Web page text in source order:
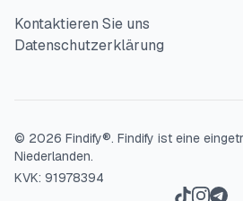
Kontaktieren Sie uns
Datenschutzerklärung
© 2026 Findify®. Findify ist eine
Niederlanden.
KVK: 91978394